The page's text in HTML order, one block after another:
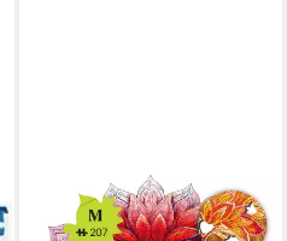
MAGICHOLZ
Puzzle Blühendes Herz